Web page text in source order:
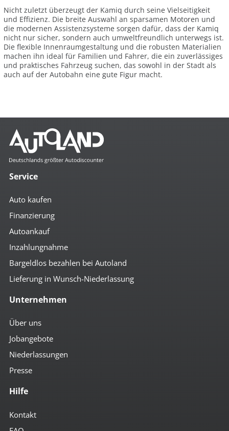
Nicht zuletzt überzeugt der Kamiq durch seine Vielseitigkeit
und Effizienz. Die breite Auswahl an sparsamen Motoren und
die modernen Assistenzsysteme sorgen dafür, dass der Kamiq
nicht nur sicher, sondern auch umweltfreundlich unterwegs ist.
Die flexible Innenraumgestaltung und die robusten Materialien
machen ihn ideal für Familien und Fahrer, die ein zuverlässiges
und praktisches Fahrzeug suchen, das sowohl in der Stadt als
auch auf der Autobahn eine gute Figur macht.
Service
Auto kaufen
Finanzierung
Autoankauf
Inzahlungnahme
Bargeldlos bezahlen bei Autoland
Lieferung in Wunsch-Niederlassung
Unternehmen
Über uns
Jobangebote
Niederlassungen
Presse
Hilfe
Kontakt